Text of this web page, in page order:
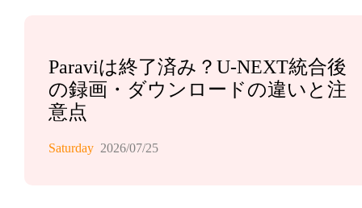
Paraviは終了済み？U-NEXT統合後
の録画・ダウンロードの違いと注
意点
Saturday 2026/07/25